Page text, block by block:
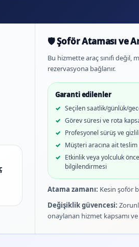
🛡️ Şoför Ataması ve
Bu hizmette araç sınıfı
rezervasyona bağlanır.
Garanti edilenler
Seçilen saatlik/günlük/
Görev süresi ve rota
Profesyonel sürüş ve
Müşteri aracına ait teslim
Etkinlik veya yolculuk
bilgilendirmesi
Atama zamanı: Kesin şoför
Değişiklik güvencesi:
onaylanan hizmet kapsamı